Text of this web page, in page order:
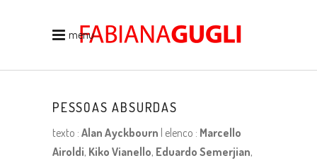
menu
PESSOAS ABSURDAS
texto : Alan Ayckbourn | elenco : Marcello
Airoldi, Kiko Vianello, Eduardo Semerjian,